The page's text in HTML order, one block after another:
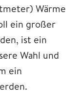
Wärme
ein großer
ist ein
Wahl und
ein